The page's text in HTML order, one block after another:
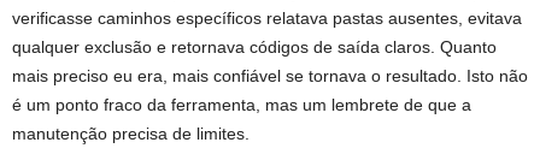
verificasse caminhos específicos relatava pastas ausentes, evitava
qualquer exclusão e retornava códigos de saída claros. Quanto
mais preciso eu era, mais confiável se tornava o resultado. Isto não
é um ponto fraco da ferramenta, mas um lembrete de que a
manutenção precisa de limites.